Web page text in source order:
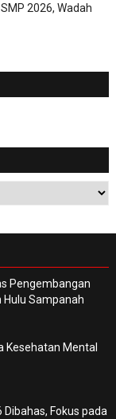
2026, Wadah
Pengembangan
Hulu Sampanah
Kesehatan Mental
Fokus pada